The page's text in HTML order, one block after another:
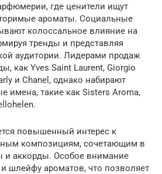
где ценители ищут
ароматы. Социальные
колоссальное влияние на
тренды и представляя
аудитории. Лидерами продаж
как Yves Saint Laurent, Giorgio
и Chanel, однако набирают
имена, такие как Sisters Aroma,
повышенный интерес к
композициям, сочетающим в
и аккорды. Особое внимание
и шлейфу ароматов, что позволяет